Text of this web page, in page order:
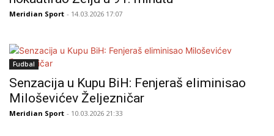
Meridian Sport - 14.03.2026 17:07
Fudbal
Senzacija u Kupu BiH: Fenjeraš eliminisao
Miloševićev Željezničar
Meridian Sport - 10.03.2026 21:33